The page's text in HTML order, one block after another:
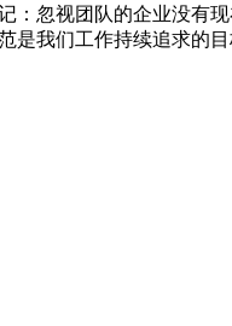
：忽视团队的企业没有
是我们工作持续追求的